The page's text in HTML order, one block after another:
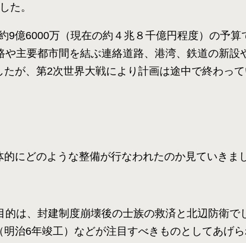
た。
億6000万（現在の約４兆８千億円程度）の予算
主要都市間を結ぶ連絡道路、港湾、鉄道の新設
が、第2次世界大戦により計画は途中で終わって
にどのような整備が行なわれたのか見ていきま
は、封建制度崩壊後の士族の救済と北辺防衛で
治6年竣工）などが注目すべきものとしてあげら